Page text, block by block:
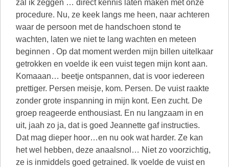
zal ik zeggen … direct kennis laten maken met onze
procedure. Nu, ze keek langs me heen, naar achteren
waar de persoon met de handschoen stond te
wachten, laten we niet te lang wachten en meteen
beginnen . Op dat moment werden mijn billen uitelkaar
getrokken en voelde ik een vuist tegen mijn kont aan.
Komaaan… beetje ontspannen, dat is voor iedereen
prettiger. Persen meisje, kom. Persen. De vuist raakte
zonder grote inspanning in mijn kont. Een zucht. De
groep reageerde enthousiast. En nu langzaam in en
uit, jaah zo ja, dat is goed Jeannette gaf instructies.
Dat mag dieper hoor…en nu ook wat harder. Ze kan
het wel hebben, deze anaalsnol… Niet zo voorzichtig,
ze is inmiddels goed getrained. Ik voelde de vuist en